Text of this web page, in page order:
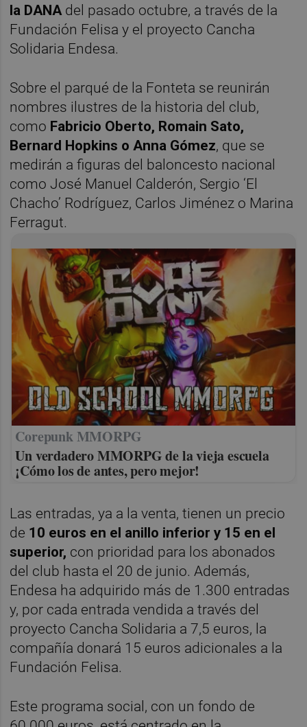
la DANA del pasado octubre, a través de la
Fundación Felisa y el proyecto Cancha
Solidaria Endesa.
Sobre el parqué de la Fonteta se reunirán
nombres ilustres de la historia del club,
como Fabricio Oberto, Romain Sato,
Bernard Hopkins o Anna Gómez, que se
medirán a figuras del baloncesto nacional
como José Manuel Calderón, Sergio ‘El
Chacho’ Rodríguez, Carlos Jiménez o Marina
Ferragut.
Corepunk MMORPG
Un verdadero MMORPG de la vieja escuela
¡Cómo los de antes, pero mejor!
Las entradas, ya a la venta, tienen un precio
de 10 euros en el anillo inferior y 15 en el
superior, con prioridad para los abonados
del club hasta el 20 de junio. Además,
Endesa ha adquirido más de 1.300 entradas
y, por cada entrada vendida a través del
proyecto Cancha Solidaria a 7,5 euros, la
compañía donará 15 euros adicionales a la
Fundación Felisa.
Este programa social, con un fondo de